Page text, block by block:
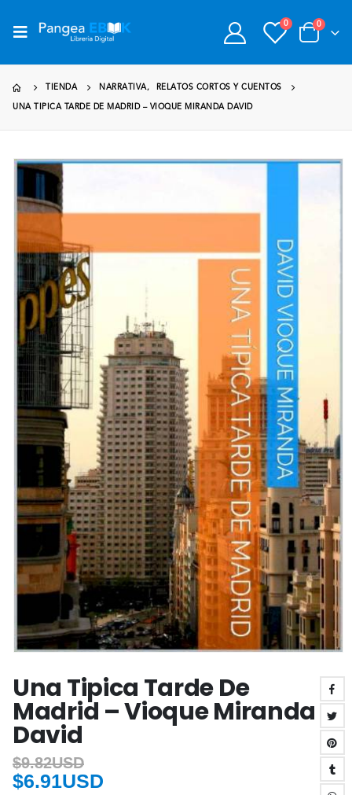
0 0
TIENDA NARRATIVA, RELATOS CORTOS Y CUENTOS
UNA TIPICA TARDE DE MADRID – VIOQUE MIRANDA DAVID
Una Tipica Tarde De
Madrid – Vioque Miranda
David
$9.82USD
$6.91USD